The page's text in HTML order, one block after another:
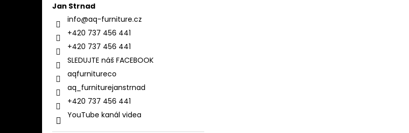
Jan Strnad
info@aq-furniture.cz
+420 737 456 441
+420 737 456 441
SLEDUJTE náš FACEBOOK
aqfurnitureco
aq_furniturejanstrnad
+420 737 456 441
YouTube kanál videa